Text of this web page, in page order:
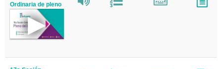
Ordinaria de pleno